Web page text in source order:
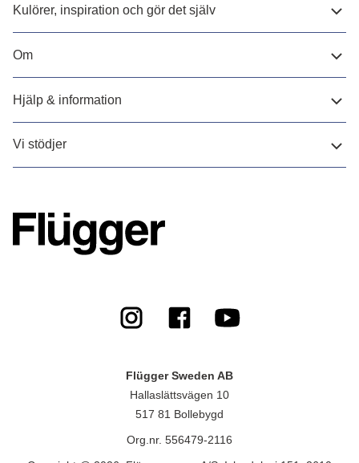
Kulörer, inspiration och gör det själv
Om
Hjälp & information
Vi stödjer
Flügger Sweden AB
Hallaslättsvägen 10
517 81 Bollebygd
Org.nr. 556479-2116